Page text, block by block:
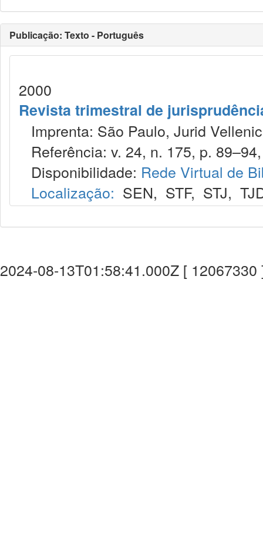
Publicação: Texto - Português
2000
Revista trimestral de
Imprenta: São Paulo, Jurid
Referência: v. 24, n. 175, p.
Disponibilidade: Rede Virtual de
Localização: SEN, STF, STJ,
2024-08-13T01:58:41.000Z [ 12067330